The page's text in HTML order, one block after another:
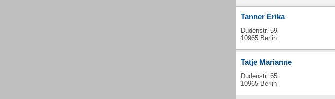
Tanner Erika
Dudenstr. 59
10965 Berlin
Tatje Marianne
Dudenstr. 65
10965 Berlin